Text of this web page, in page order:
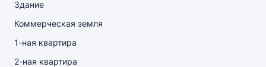
Здание
Коммерческая земля
1-ная квартира
2-ная квартира